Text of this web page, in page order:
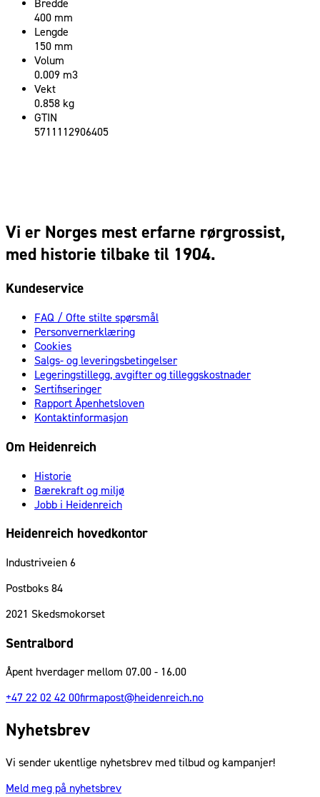
Bredde
400 mm
Lengde
150 mm
Volum
0.009 m3
Vekt
0.858 kg
GTIN
5711112906405
Vi er Norges mest erfarne rørgrossist,
med historie tilbake til 1904.
Kundeservice
FAQ / Ofte stilte spørsmål
Personvernerklæring
Cookies
Salgs- og leveringsbetingelser
Legeringstillegg, avgifter og tilleggskostnader
Sertifiseringer
Rapport Åpenhetsloven
Kontaktinformasjon
Om Heidenreich
Historie
Bærekraft og miljø
Jobb i Heidenreich
Heidenreich hovedkontor
Industriveien 6
Postboks 84
2021 Skedsmokorset
Sentralbord
Åpent hverdager mellom 07.00 - 16.00
+47 22 02 42 00firmapost@heidenreich.no
Nyhetsbrev
Vi sender ukentlige nyhetsbrev med tilbud og kampanjer!
Meld meg på nyhetsbrev